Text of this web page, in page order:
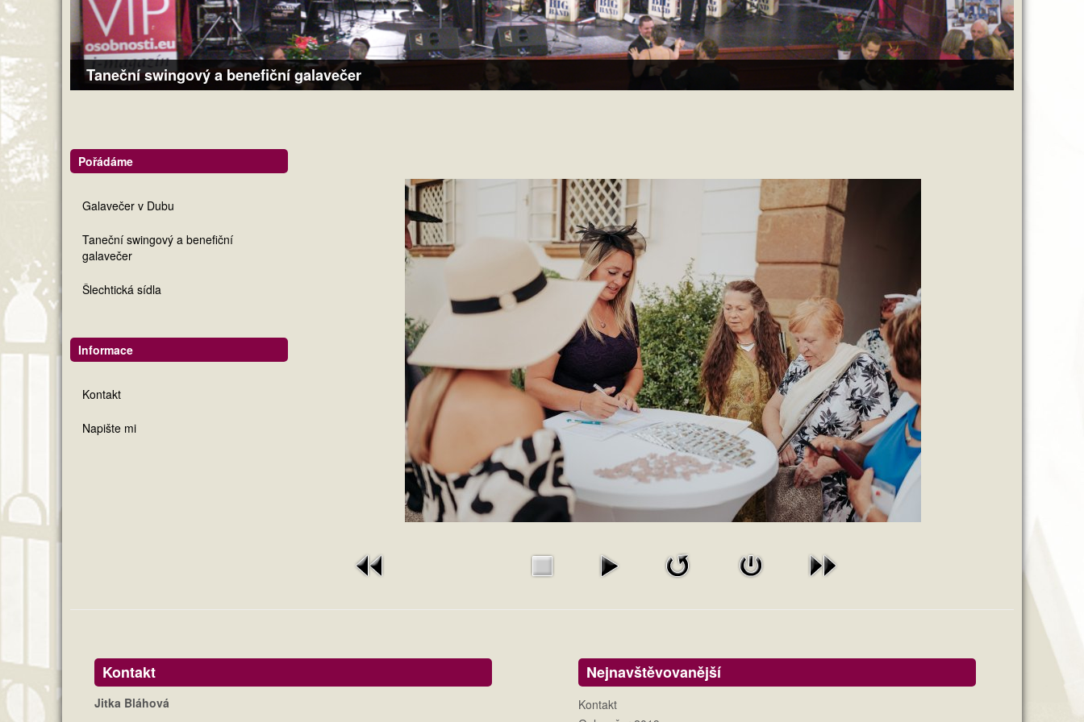
Taneční swingový a benefiční galavečer
Pořádáme
Galavečer v Dubu
Taneční swingový a benefiční
galavečer
Šlechtická sídla
Informace
Kontakt
Napište mi
Kontakt
Jitka Bláhová
Nejnavštěvovanější
Kontakt